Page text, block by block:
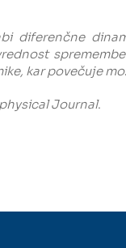
diferenčne
kar povečuje
Journal.